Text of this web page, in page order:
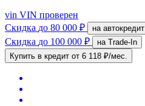
vin VIN проверен
Скидка до 80 000 ₽ на автокредит
Скидка до 100 000 ₽
на Trade-In
Купить в кредит от 6 118 ₽/мес.